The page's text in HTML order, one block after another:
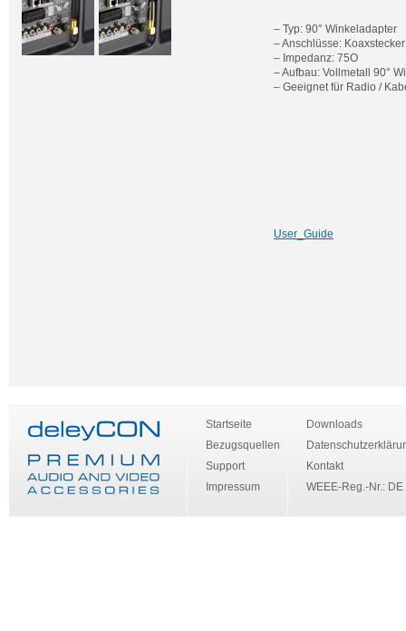
– Typ: 90° Winkeladapter
– Anschlüsse:
– Impedanz: 75O
– Aufbau: Vollmetall 90°
– Geeignet für Radio /
User_Guide
Startseite
Bezugsquellen
Support
Impressum
Downloads
Kontakt
WEEE-Reg.-Nr.: